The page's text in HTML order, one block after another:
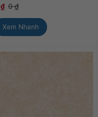
₫ 0₫
Xem Nhanh